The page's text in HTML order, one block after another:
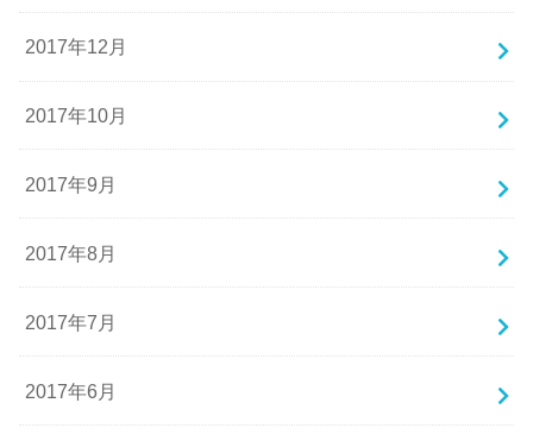
2017年12月
2017年10月
2017年9月
2017年8月
2017年7月
2017年6月